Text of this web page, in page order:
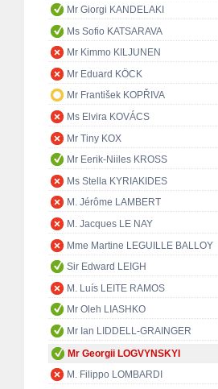
Mr Giorgi KANDELAKI
Ms Sofio KATSARAVA
Mr Kimmo KILJUNEN
Mr Eduard KÖCK
Mr František KOPŘIVA
Ms Elvira KOVÁCS
Mr Tiny KOX
Mr Eerik-Niiles KROSS
Ms Stella KYRIAKIDES
M. Jérôme LAMBERT
M. Jacques LE NAY
Mme Martine LEGUILLE BALLOY
Sir Edward LEIGH
M. Luís LEITE RAMOS
Mr Oleh LIASHKO
Mr Ian LIDDELL-GRAINGER
Mr Georgii LOGVYNSKYI
M. Filippo LOMBARDI